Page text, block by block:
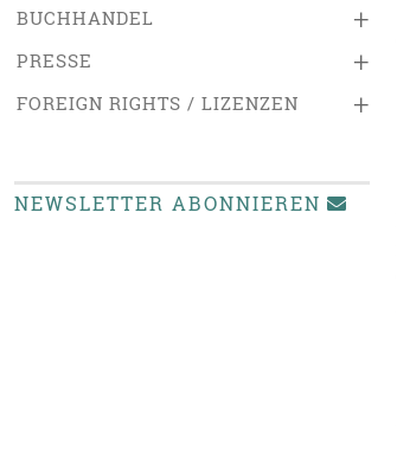
+
BUCHHANDEL
+
PRESSE
+
FOREIGN RIGHTS / LIZENZEN
NEWSLETTER ABONNIEREN